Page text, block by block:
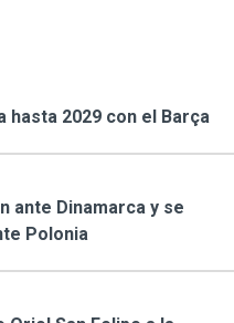
2029 con el Barça
ante Dinamarca y se
Polonia